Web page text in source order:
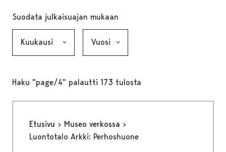
Suodata julkaisuajan mukaan
Haku "page/4" palautti 173 tulosta
Etusivu
Museo verkossa
Luontotalo Arkki: Perhoshuone